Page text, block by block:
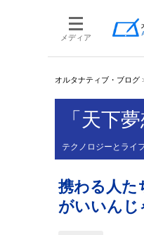
メディア
オルタナティブ・ブログ
「天下
テクノロジーとライ
携わる人た
がいいんじ